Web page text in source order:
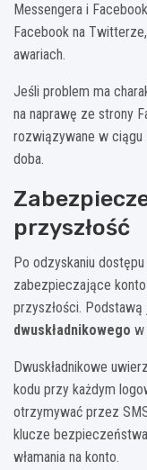
Messengera i
Facebook na
awariach.
Jeśli problem ma
na naprawę ze strony
rozwiązywane w ciągu
doba.
przyszłość
Po odzyskaniu
zabezpieczające
przyszłości. Podstawą
dwuskładnikowego w
Dwuskładnikowe
kodu przy każdym
otrzymywać przez
klucze
włamania na konto.